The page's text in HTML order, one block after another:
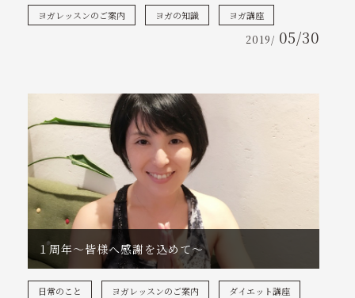
ヨガレッスンのご案内 ヨガの知識 ヨガ講座
2019/ 05/30
日常のこと ヨガレッスンのご案内
ダイエット講座
１周年〜皆様へ感謝を込めて〜